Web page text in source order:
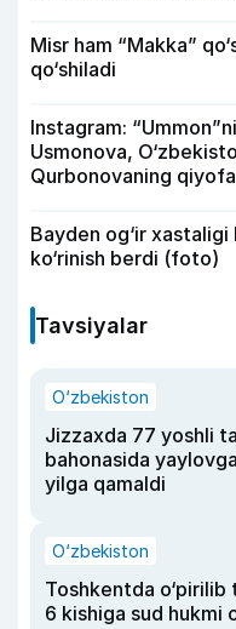
Misr ham “Makka”
qo‘shiladi
Instagram:
Usmonova,
Qurbonovaning
Bayden og‘ir
ko‘rinish berdi (foto)
Tavsiyalar
O‘zbekiston
Jizzaxda 77 yoshli
bahonasida
yilga qamaldi
O‘zbekiston
Toshkentda o‘pirilib
6 kishiga sud hukmi